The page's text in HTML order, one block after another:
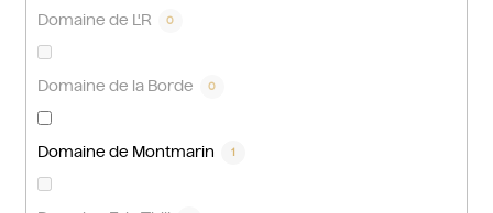
Domaine de L'R 0
Domaine de la Borde 0
Domaine de Montmarin 1